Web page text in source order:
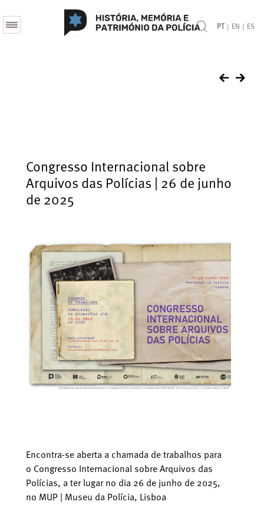
PT | EN | ES
Congresso Internacional sobre
Arquivos das Polícias | 26 de junho
de 2025
Encontra-se aberta a chamada de trabalhos para
o Congresso Internacional sobre Arquivos das
Polícias, a ter lugar no dia 26 de junho de 2025,
no MUP | Museu da Polícia, Lisboa